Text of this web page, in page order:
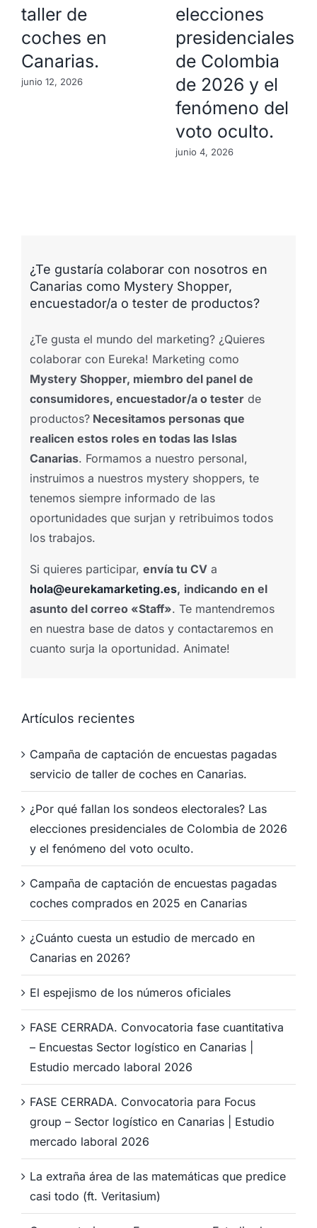
taller de
coches en
Canarias.
junio 12, 2026
elecciones
presidenciales
de Colombia
de 2026 y el
fenómeno del
voto oculto.
junio 4, 2026
¿Te gustaría colaborar con nosotros en
Canarias como Mystery Shopper,
encuestador/a o tester de productos?
¿Te gusta el mundo del marketing? ¿Quieres
colaborar con Eureka! Marketing como
Mystery Shopper, miembro del panel de
consumidores, encuestador/a o tester de
productos? Necesitamos personas que
realicen estos roles en todas las Islas
Canarias. Formamos a nuestro personal,
instruimos a nuestros mystery shoppers, te
tenemos siempre informado de las
oportunidades que surjan y retribuimos todos
los trabajos.
Si quieres participar, envía tu CV a
hola@eurekamarketing.es, indicando en el
asunto del correo «Staff». Te mantendremos
en nuestra base de datos y contactaremos en
cuanto surja la oportunidad. Animate!
Artículos recientes
Campaña de captación de encuestas pagadas
servicio de taller de coches en Canarias.
¿Por qué fallan los sondeos electorales? Las
elecciones presidenciales de Colombia de 2026
y el fenómeno del voto oculto.
Campaña de captación de encuestas pagadas
coches comprados en 2025 en Canarias
¿Cuánto cuesta un estudio de mercado en
Canarias en 2026?
El espejismo de los números oficiales
FASE CERRADA. Convocatoria fase cuantitativa
– Encuestas Sector logístico en Canarias |
Estudio mercado laboral 2026
FASE CERRADA. Convocatoria para Focus
group – Sector logístico en Canarias | Estudio
mercado laboral 2026
La extraña área de las matemáticas que predice
casi todo (ft. Veritasium)